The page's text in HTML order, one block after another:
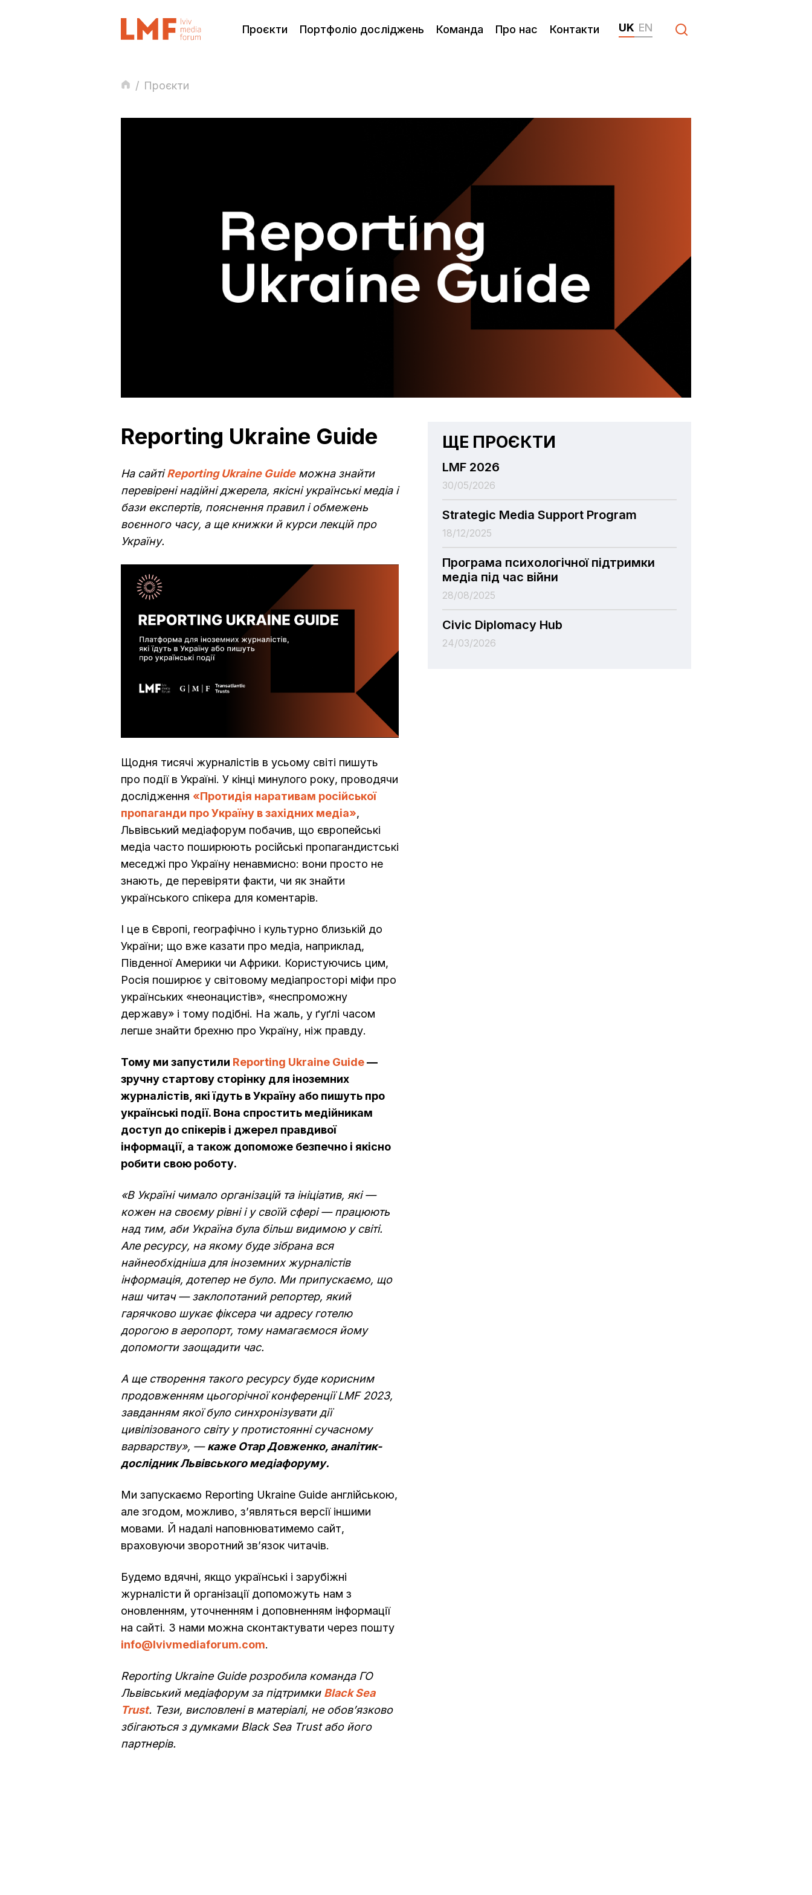
Проєкти Портфоліо досліджень Команда Про нас Контакти UK EN
/ Проєкти
Reporting Ukraine Guide
На сайтіReporting Ukraine Guideможна знайти
перевірені надійні джерела, якісні українські медіа і
бази експертів, пояснення правил і обмежень
воєнного часу, а ще книжки й курси лекцій про
Україну.
Щодня тисячі журналістів в усьому світі пишуть
про події в Україні. У кінці минулого року, проводячи
дослідження «Протидія наративам російської
пропаганди про Україну в західних медіа»,
Львівський медіафорум побачив, що європейські
медіа часто поширюють російські пропагандистські
меседжі про Україну ненавмисно: вони просто не
знають, де перевіряти факти, чи як знайти
українського спікера для коментарів.
І це в Європі, географічно і культурно близькій до
України; що вже казати про медіа, наприклад,
Південної Америки чи Африки. Користуючись цим,
Росія поширює у світовому медіапросторі міфи про
українських «неонацистів», «неспроможну
державу» і тому подібні. На жаль, у ґуґлі часом
легше знайти брехню про Україну, ніж правду.
Тому ми запустили Reporting Ukraine Guide—
зручну стартову сторінку для іноземних
журналістів, які їдуть в Україну або пишуть про
українські події. Вона спростить медійникам
доступ до спікерів і джерел правдивої
інформації, а також допоможе безпечно і якісно
робити свою роботу.
«В Україні чимало організацій та ініціатив, які —
кожен на своєму рівні і у своїй сфері — працюють
над тим, аби Україна була більш видимою у світі.
Але ресурсу, на якому буде зібрана вся
найнеобхідніша для іноземних журналістів
інформація, дотепер не було. Ми припускаємо, що
наш читач — заклопотаний репортер, який
гарячково шукає фіксера чи адресу готелю
дорогою в аеропорт, тому намагаємося йому
допомогти заощадити час.
А ще створення такого ресурсу буде корисним
продовженням цьогорічної конференції LMF 2023,
завданням якої було синхронізувати дії
цивілізованого світу у протистоянні сучасному
варварству», —каже Отар Довженко, аналітик-
дослідник Львівського медіафоруму.
Ми запускаємо Reporting Ukraine Guide англійською,
але згодом, можливо, з’являться версії іншими
мовами. Й надалі наповнюватимемо сайт,
враховуючи зворотний зв’язок читачів.
Будемо вдячні, якщо українські і зарубіжні
журналісти й організації допоможуть нам з
оновленням, уточненням і доповненням інформації
на сайті. З нами можна сконтактувати через пошту
info@lvivmediaforum.com.
Reporting Ukraine Guide розробила команда ГО
Львівський медіафорум за підтримки Black Sea
Trust. Тези, висловлені в матеріалі, не обов’язково
збігаються з думками Black Sea Trust або його
партнерів.
ЩЕ ПРОЄКТИ
LMF 2026
30/05/2026
Strategic Media Support Program
18/12/2025
Програма психологічної підтримки
медіа під час війни
28/08/2025
Civic Diplomacy Hub
24/03/2026